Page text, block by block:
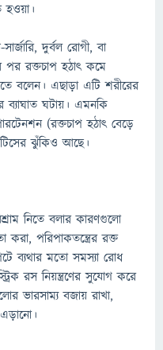
হওয়া।
দুর্বল রোগী, বা
পর রক্তচাপ হঠাৎ কমে
বলেন। এছাড়া এটি শরীরের
ঘটায়। এমনকি
(রক্তচাপ হঠাৎ বেড়ে
ঝুঁকিও আছে।
নিতে বলার কারণগুলো
পরিপাকতন্ত্রের রক্ত
ব্যথার মতো সমস্যা রোধ
রস নিয়ন্ত্রণের সুযোগ করে
ভারসাম্য বজায় রাখা,